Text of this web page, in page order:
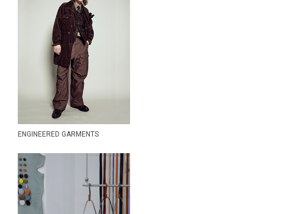
....... RESEARCH [MOUNTAIN
RESEARCH]
RhodolirioN
S.F.C Stripes For Creative
South2 West8
th products
THE NORTH FACE
tilak
URU TOKYO
ENGINEERED GARMENTS